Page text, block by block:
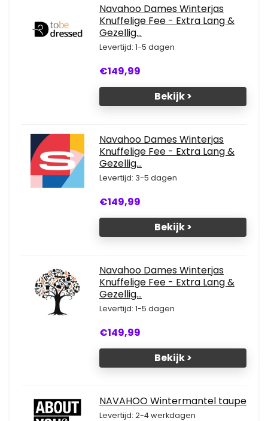
Navahoo Dames Winterjas
Knuffelige Fee - Extra Lang &
Gezellig...
Levertijd: 1-5 dagen
€149,99
Bekijk >
Navahoo Dames Winterjas
Knuffelige Fee - Extra Lang &
Gezellig...
Levertijd: 3-5 dagen
€149,99
Bekijk >
Navahoo Dames Winterjas
Knuffelige Fee - Extra Lang &
Gezellig...
Levertijd: 1-5 dagen
€149,99
Bekijk >
NAVAHOO Wintermantel taupe
Levertijd: 2-4 werkdagen